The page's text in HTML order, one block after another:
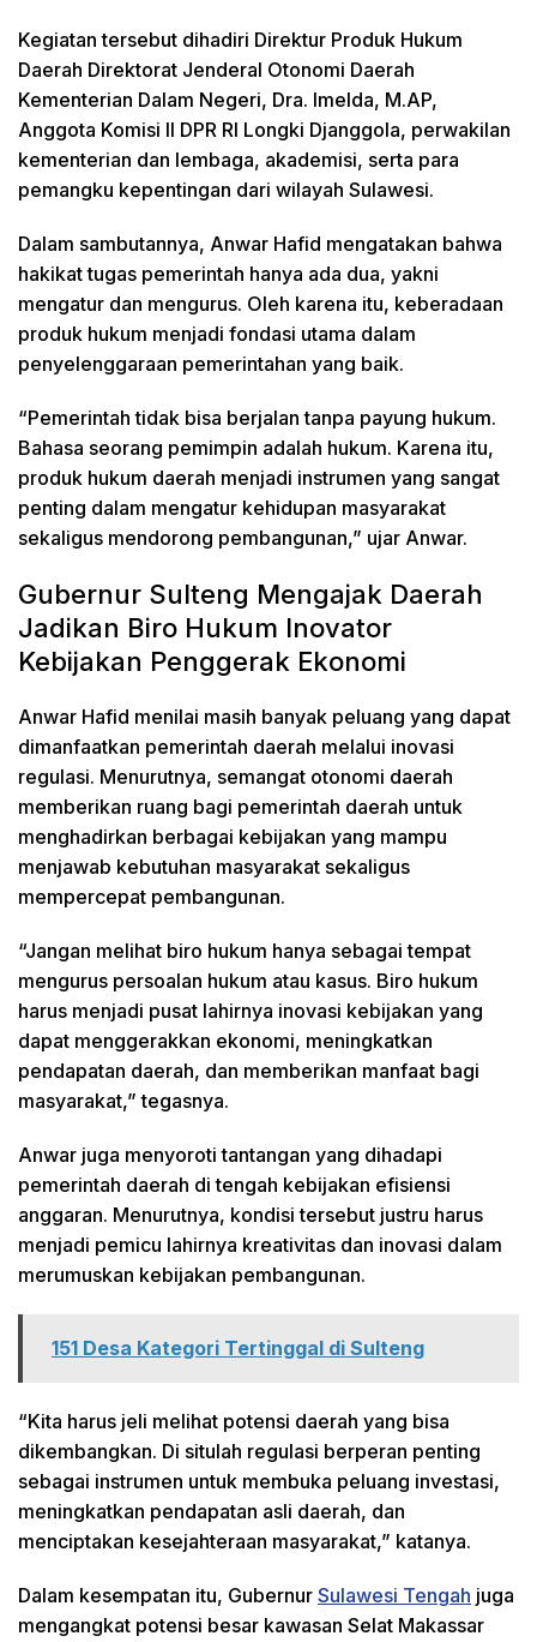
Kegiatan tersebut dihadiri Direktur Produk Hukum
Daerah Direktorat Jenderal Otonomi Daerah
Kementerian Dalam Negeri, Dra. Imelda, M.AP,
Anggota Komisi II DPR RI Longki Djanggola, perwakilan
kementerian dan lembaga, akademisi, serta para
pemangku kepentingan dari wilayah Sulawesi.
Dalam sambutannya, Anwar Hafid mengatakan bahwa
hakikat tugas pemerintah hanya ada dua, yakni
mengatur dan mengurus. Oleh karena itu, keberadaan
produk hukum menjadi fondasi utama dalam
penyelenggaraan pemerintahan yang baik.
“Pemerintah tidak bisa berjalan tanpa payung hukum.
Bahasa seorang pemimpin adalah hukum. Karena itu,
produk hukum daerah menjadi instrumen yang sangat
penting dalam mengatur kehidupan masyarakat
sekaligus mendorong pembangunan,” ujar Anwar.
Gubernur Sulteng Mengajak Daerah
Jadikan Biro Hukum Inovator
Kebijakan Penggerak Ekonomi
Anwar Hafid menilai masih banyak peluang yang dapat
dimanfaatkan pemerintah daerah melalui inovasi
regulasi. Menurutnya, semangat otonomi daerah
memberikan ruang bagi pemerintah daerah untuk
menghadirkan berbagai kebijakan yang mampu
menjawab kebutuhan masyarakat sekaligus
mempercepat pembangunan.
“Jangan melihat biro hukum hanya sebagai tempat
mengurus persoalan hukum atau kasus. Biro hukum
harus menjadi pusat lahirnya inovasi kebijakan yang
dapat menggerakkan ekonomi, meningkatkan
pendapatan daerah, dan memberikan manfaat bagi
masyarakat,” tegasnya.
Anwar juga menyoroti tantangan yang dihadapi
pemerintah daerah di tengah kebijakan efisiensi
anggaran. Menurutnya, kondisi tersebut justru harus
menjadi pemicu lahirnya kreativitas dan inovasi dalam
merumuskan kebijakan pembangunan.
151 Desa Kategori Tertinggal di Sulteng
“Kita harus jeli melihat potensi daerah yang bisa
dikembangkan. Di situlah regulasi berperan penting
sebagai instrumen untuk membuka peluang investasi,
meningkatkan pendapatan asli daerah, dan
menciptakan kesejahteraan masyarakat,” katanya.
Dalam kesempatan itu, Gubernur Sulawesi Tengah juga
mengangkat potensi besar kawasan Selat Makassar